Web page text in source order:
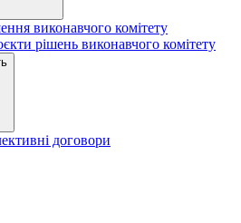
виконавчого комітету
рішень виконавчого комітету
договори